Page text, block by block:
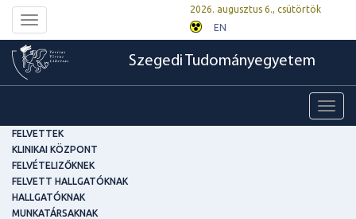
Toggle
navigation
2026. augusztus 6., csütörtök
EN
Szegedi Tudományegyetem
FELVETTEK
KLINIKAI KÖZPONT
FELVÉTELIZŐKNEK
FELVETT HALLGATÓKNAK
HALLGATÓKNAK
MUNKATÁRSAKNAK